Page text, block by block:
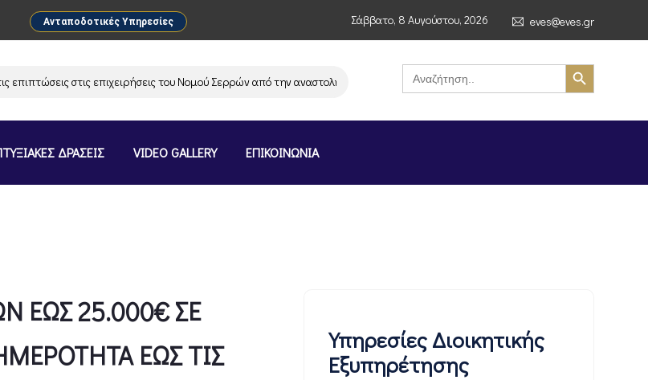
Ανταποδοτικές Υπηρεσίες Σάββατο, 8 Αυγούστου, 2026 eves@eves.gr
στις επιχειρήσεις του Νομού Σερρών από την αναστολή λειτουργίας της αλυσίδας σούπερ μάρκετ MERE στην Ελλάδα –
Search
for:
Search Button
ΔΡΑΣΕΙΣ VIDEO GALLERY ΕΠΙΚΟΙΝΩΝΙΑ
ΕΩΣ 25.000€ ΣΕ
ΕΩΣ ΤΙΣ
Υπηρεσίες Διοικητικής
Εξυπηρέτησης